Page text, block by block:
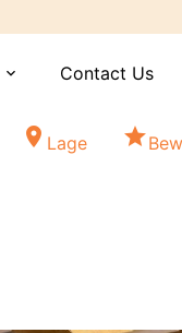
expand_more Contact Us
location_on Lage star